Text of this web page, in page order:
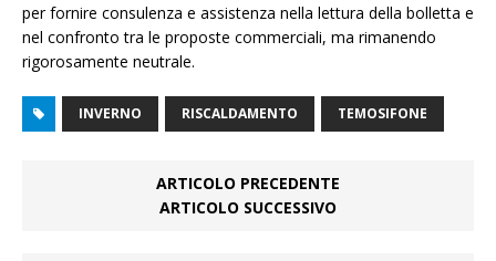
per fornire consulenza e assistenza nella lettura della bolletta e
nel confronto tra le proposte commerciali, ma rimanendo
rigorosamente neutrale.
INVERNO RISCALDAMENTO TEMOSIFONE
ARTICOLO PRECEDENTE
ARTICOLO SUCCESSIVO